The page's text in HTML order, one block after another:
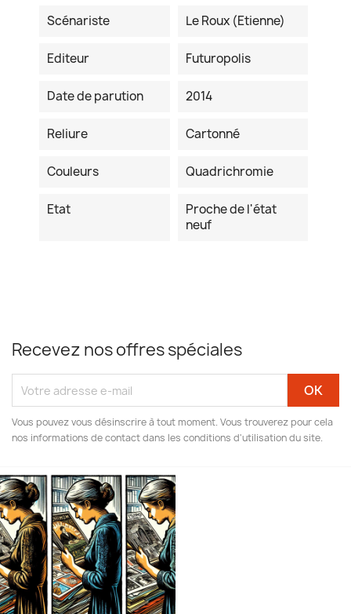
Scénariste Le Roux (Etienne)
Editeur Futuropolis
Date de parution 2014
Reliure Cartonné
Couleurs Quadrichromie
Etat
Proche de l'état
neuf
Recevez nos offres spéciales
Vous pouvez vous désinscrire à tout moment. Vous trouverez pour cela
nos informations de contact dans les conditions d'utilisation du site.